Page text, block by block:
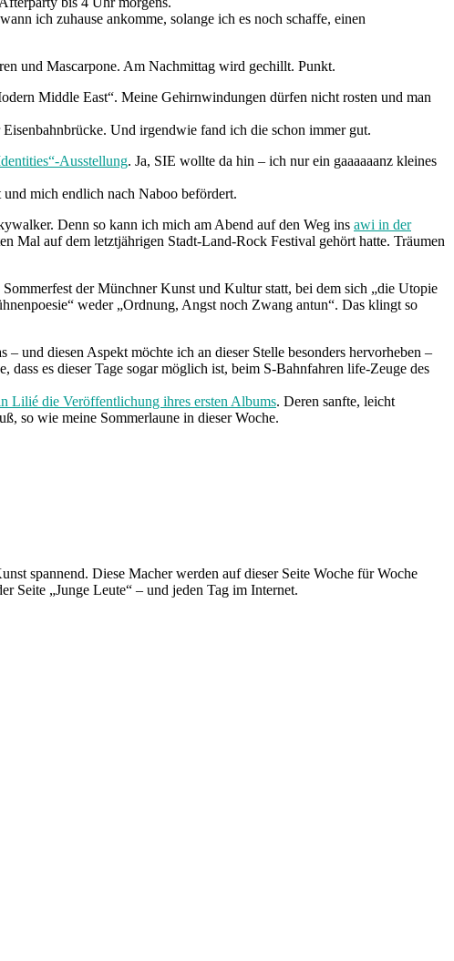
ich zuhause ankomme, solange ich es noch schaffe, einen
und Mascarpone. Am Nachmittag wird gechillt. Punkt.
Middle East“. Meine Gehirnwindungen dürfen nicht rosten und man
Und irgendwie fand ich die schon immer gut.
Ausstellung. Ja, SIE wollte da hin – ich nur ein gaaaaaanz kleines
mich endlich nach Naboo befördert.
Denn so kann ich mich am Abend auf den Weg ins awi in der
Mal auf dem letztjährigen Stadt-Land-Rock Festival gehört hatte. Träumen
der Münchner Kunst und Kultur statt, bei dem sich „die Utopie
weder „Ordnung, Angst noch Zwang antun“. Das klingt so
und diesen Aspekt möchte ich an dieser Stelle besonders hervorheben –
es dieser Tage sogar möglich ist, beim S-Bahnfahren life-Zeuge des
Lilié die Veröffentlichung ihres ersten Albums. Deren sanfte, leicht
so wie meine Sommerlaune in dieser Woche.
spannend. Diese Macher werden auf dieser Seite Woche für Woche
Seite „Junge Leute“ – und jeden Tag im Internet.